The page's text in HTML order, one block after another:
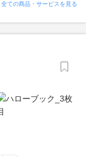
全ての商品・サービスを見る